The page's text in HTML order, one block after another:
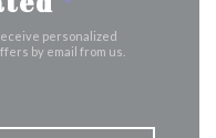
personalized
by email from us.